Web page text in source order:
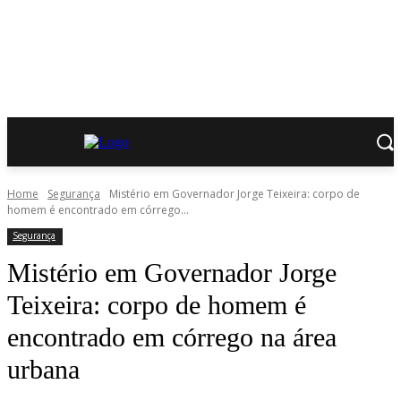
Home Segurança
Mistério em Governador Jorge Teixeira: corpo de
homem é encontrado em córrego...
Segurança
Mistério em Governador Jorge
Teixeira: corpo de homem é
encontrado em córrego na área
urbana